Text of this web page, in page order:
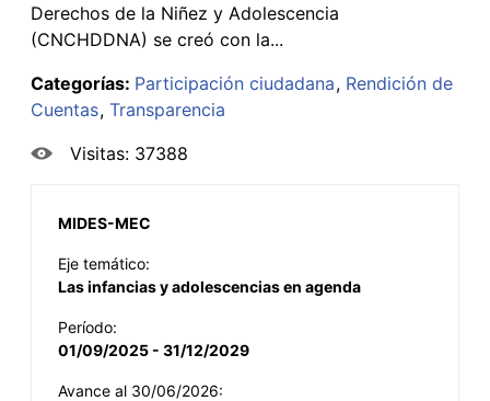
Derechos de la Niñez y Adolescencia
(CNCHDDNA) se creó con la...
Categorías: Participación ciudadana Rendición de
Cuentas Transparencia
Visitas: 37388
MIDES-MEC
Eje temático:
Las infancias y adolescencias en agenda
Período:
01/09/2025 - 31/12/2029
Avance al 30/06/2026: